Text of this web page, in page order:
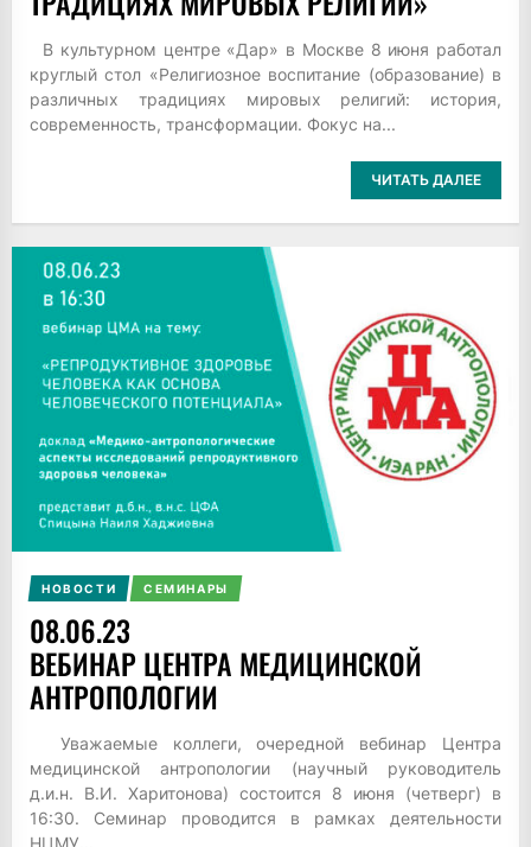
В культурном центре «Дар» в Москве 8 июня работал
круглый стол «Религиозное воспитание (образование) в
различных традициях мировых религий: история,
современность, трансформации. Фокус на...
ЧИТАТЬ ДАЛЕЕ
НОВОСТИ СЕМИНАРЫ
08.06.23
ВЕБИНАР ЦЕНТРА МЕДИЦИНСКОЙ
АНТРОПОЛОГИИ
Уважаемые коллеги, очередной вебинар Центра
медицинской антропологии (научный руководитель
д.и.н. В.И. Харитонова) состоится 8 июня (четверг) в
16:30. Семинар проводится в рамках деятельности